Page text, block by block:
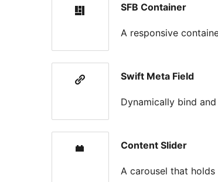
SFB Container
A responsive
Swift Meta Field
Dynamically bind
Content Slider
A carousel that